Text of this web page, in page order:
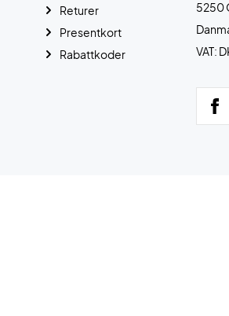
5250
VAT:
Returer
Presentkort
Rabattkoder